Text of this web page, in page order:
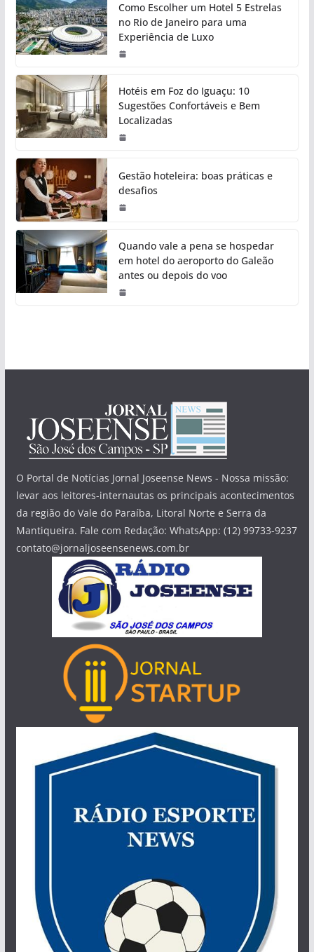
Como Escolher um Hotel 5 Estrelas
no Rio de Janeiro para uma
Experiência de Luxo
Hotéis em Foz do Iguaçu: 10
Sugestões Confortáveis e Bem
Localizadas
Gestão hoteleira: boas práticas e
desafios
Quando vale a pena se hospedar
em hotel do aeroporto do Galeão
antes ou depois do voo
O Portal de Notícias Jornal Joseense News - Nossa missão:
levar aos leitores-internautas os principais acontecimentos
da região do Vale do Paraíba, Litoral Norte e Serra da
Mantiqueira. Fale com Redação: WhatsApp: (12) 99733-9237
contato@jornaljoseensenews.com.br